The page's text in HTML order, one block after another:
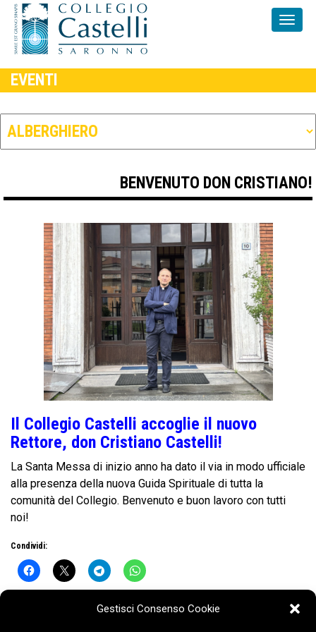
Gestisci Consenso Cookie
EVENTI
BENVENUTO DON CRISTIANO!
Il Collegio Castelli accoglie il nuovo
Rettore, don Cristiano Castelli!
La Santa Messa di inizio anno ha dato il via in modo ufficiale
alla presenza della nuova Guida Spirituale di tutta la
comunità del Collegio. Benvenuto e buon lavoro con tutti
noi!
Condividi: